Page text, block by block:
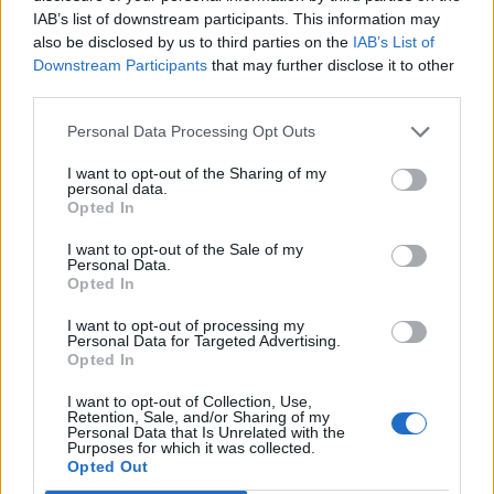
IAB’s list of downstream participants. This information may
also be disclosed by us to third parties on the IAB’s List of
Downstream Participants that may further disclose it to other
Personal Data Processing Opt Outs
I want to opt-out of the Sharing of my
personal data.
Opted In
I want to opt-out of the Sale of my
Personal Data.
Opted In
I want to opt-out of processing my
Personal Data for Targeted Advertising.
Opted In
I want to opt-out of Collection, Use,
Retention, Sale, and/or Sharing of my
Personal Data that Is Unrelated with the
Purposes for which it was collected.
Opted Out
се сретне со италијанската премиерка
Џорџија Мелони, која го бранеше папата од
американското лидерство.
© Vecer.mk, правата за текстот се на редакцијата
се реформира, РУСИЈА ИМА
ПРОТИВМЕРКИ ЗА СКОРО СЕКОЕ
ВИДЕО | УКРАИНСКИ ДРОНОВИ
УДРИЈА ВО СРЦЕТО НА РУСКАТА
„руската Амазон“, милионски
загуби за Вајлдберис“